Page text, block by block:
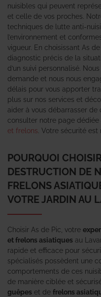
nuisibles qui peuvent
et celle de vos proches.
techniques de lutte anti-
l’environnement et
vigueur. En choisissant As
diagnostic précis de la
d’un suivi personnalisé.
demande et nous nous
délais pour vous apporter
plus sur nos services et
aider à vous débarrasser de
consulter notre page dédiée
et frelons . Votre sécurité
POURQUOI
DESTRUCTION DE
FRELONS
VOTRE JARDIN AU
Choisir As de Pic, votre
et frelons asiatiques au
rapide et efficace pour
spécialisés possèdent une
comportements de ces
de manière ciblée et
guêpes et de frelons